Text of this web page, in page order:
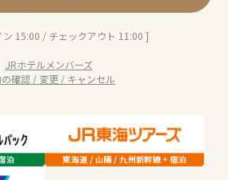
ン 15:00 / チェックアウト 11:00 ]
JRホテルメンバーズ
確認 / 変更 / キャンセル